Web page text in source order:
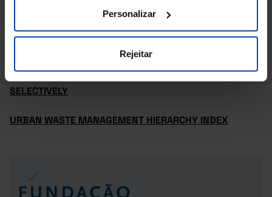
Personalizar
Rejeitar
SELECTIVELY
URBAN WASTE MANAGEMENT HIERARCHY INDEX